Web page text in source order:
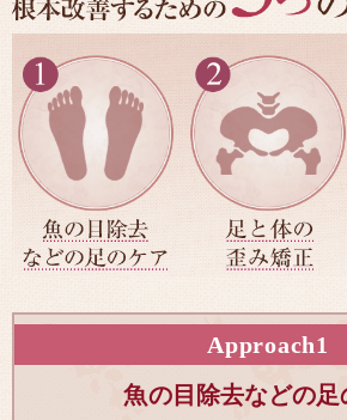
Approach1
魚の目除去などの足